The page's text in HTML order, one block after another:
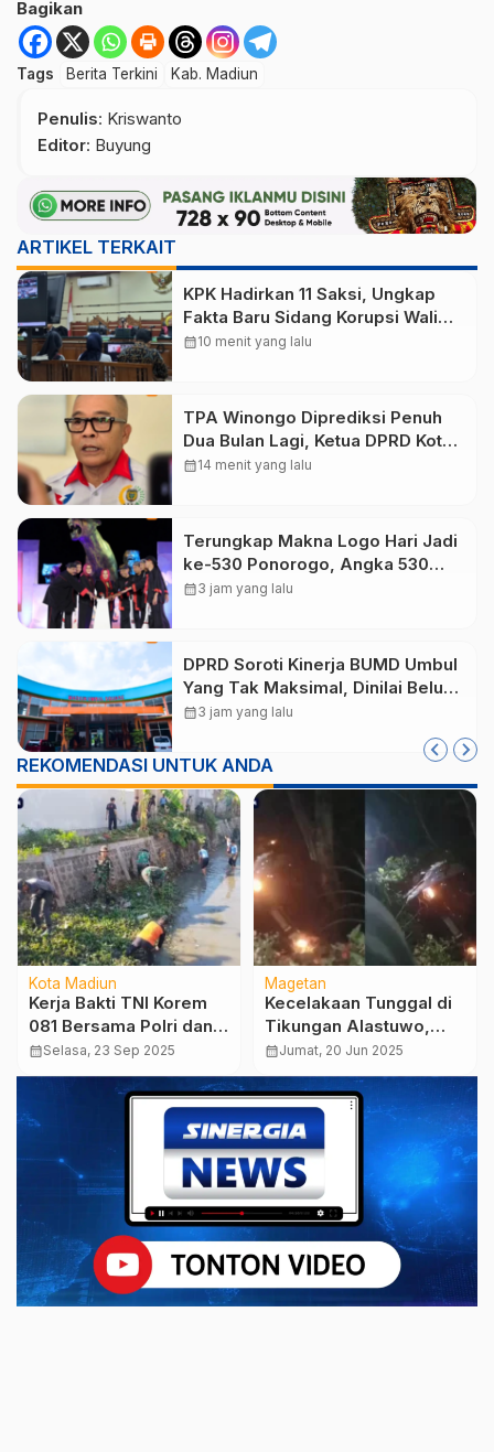
Bagikan
Tags Berita Terkini Kab. Madiun
Penulis: Kriswanto
Editor: Buyung
ARTIKEL TERKAIT
KPK Hadirkan 11 Saksi, Ungkap
Fakta Baru Sidang Korupsi Wali
Kota Madiun Nonaktif Maidi
calendar_month10 menit yang lalu
TPA Winongo Diprediksi Penuh
Dua Bulan Lagi, Ketua DPRD Kota
Madiun Desak Pemkot Percepat
calendar_month14 menit yang lalu
Terungkap Makna Logo Hari Jadi
ke-530 Ponorogo, Angka 530
Bertransformasi Jadi Sekar
calendar_month3 jam yang lalu
DPRD Soroti Kinerja BUMD Umbul
Yang Tak Maksimal, Dinilai Belum
Mampu Hasilkan PAD
calendar_month3 jam yang lalu
REKOMENDASI UNTUK ANDA
Kota Madiun
Kerja Bakti TNI Korem
081 Bersama Polri dan
Warga, Fokus Bersihkan
Sungai Maling
calendar_monthSelasa, 23 Sep 2025
Magetan
Kecelakaan Tunggal di
Tikungan Alastuwo,
Inova DIduga Ngebut
Hingga Terguling
calendar_monthJumat, 20 Jun 2025